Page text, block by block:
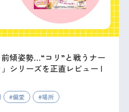
傾姿勢…“コリ”と戦うナー
シリーズを正直レビュー |
偏愛 場所